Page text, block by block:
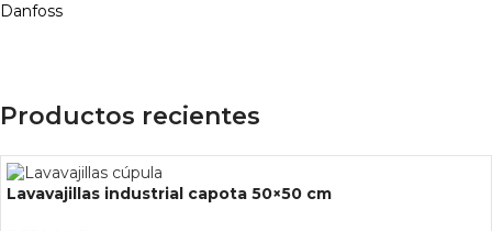
Danfoss
Productos recientes
Lavavajillas industrial capota 50×50 cm